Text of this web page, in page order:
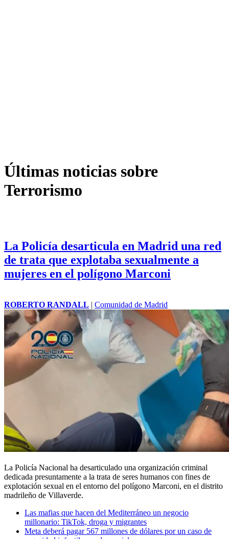
Últimas noticias sobre
Terrorismo
La Policía desarticula en Madrid una red
de trata que explotaba sexualmente a
mujeres en el polígono Marconi
ROBERTO RANDALL | Comunidad de Madrid
La Policía Nacional ha desarticulado una organización criminal
dedicada presuntamente a la trata de seres humanos con fines de
explotación sexual en el entorno del polígono Marconi, en el distrito
madrileño de Villaverde.
Las mafias que hacen del Mediterráneo un negocio
millonario: TikTok, droga y migrantes
Meta deberá pagar 567 millones de dólares por un caso de